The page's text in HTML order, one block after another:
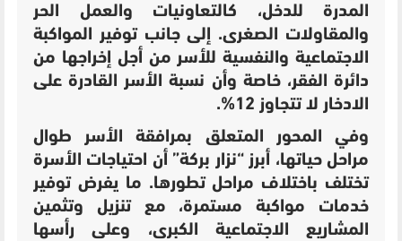
المدرة للدخل، كالتعاونيات والعمل الحر
والمقاولات الصغرى. إلى جانب توفير المواكبة
الاجتماعية والنفسية للأسر من أجل إخراجها من
دائرة الفقر، خاصة وأن نسبة الأسر القادرة على
الادخار لا تتجاوز 12%.
وفي المحور المتعلق بمرافقة الأسر طوال
مراحل حياتها، أبرز “نزار بركة” أن احتياجات الأسرة
تختلف باختلاف مراحل تطورها. ما يفرض توفير
خدمات مواكبة مستمرة، مع تنزيل وتثمين
المشاريع الاجتماعية الكبرى، وعلى رأسها